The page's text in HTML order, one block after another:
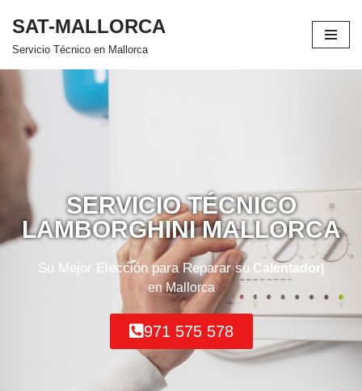
Saltar
SAT-MALLORCA
Servicio Técnico en Mallorca
SERVICIO TÉCNICO
LAMBORGHINI MALLORCA
Su Mejor Elección para Reparar su Termo en Mallorca
971 575 578